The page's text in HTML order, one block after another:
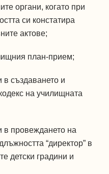
органи, когато при
си констатира
актове;
план-прием;
в създаването и
на училищната
в провеждането на
“директор” в
детски градини и